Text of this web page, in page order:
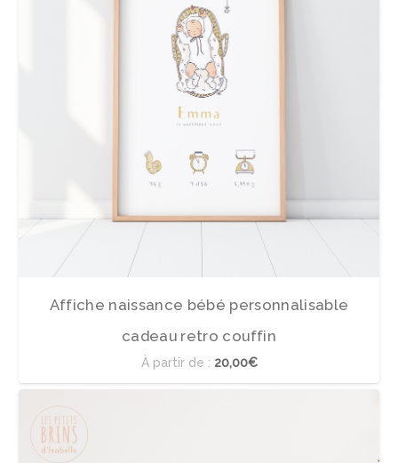
Affiche naissance bébé personnalisable
cadeau retro couffin
À partir de : 20,00€